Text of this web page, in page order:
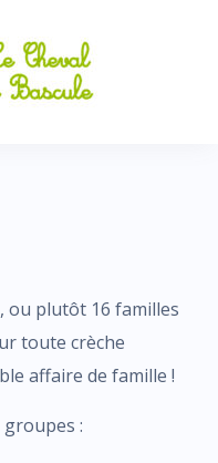
, ou plutôt 16 familles
toute crèche
affaire de famille !
: